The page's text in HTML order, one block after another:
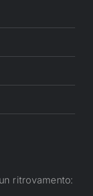
ritrovamento: